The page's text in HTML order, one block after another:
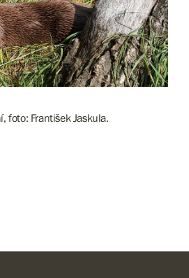
foto: František Jaskula.